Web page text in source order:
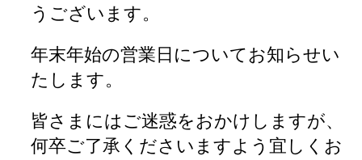
うございます。
年末年始の営業日についてお知らせい
たします。
皆さまにはご迷惑をおかけしますが、
何卒ご了承くださいますよう宜しくお